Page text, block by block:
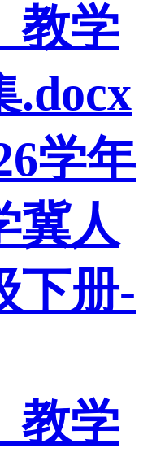
教学
.docx
学年
冀人
下册-
教学